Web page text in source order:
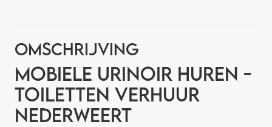
Omschrijving
Mobiele Urinoir Huren -
Toiletten Verhuur
Nederweert